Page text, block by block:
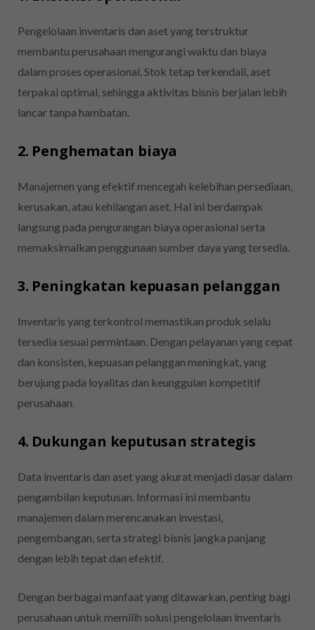
Pengelolaan inventaris dan aset yang terstruktur
membantu perusahaan mengurangi waktu dan biaya
dalam proses operasional. Stok tetap terkendali, aset
terpakai optimal, sehingga aktivitas bisnis berjalan lebih
lancar tanpa hambatan.
2. Penghematan biaya
Manajemen yang efektif mencegah kelebihan persediaan,
kerusakan, atau kehilangan aset. Hal ini berdampak
langsung pada pengurangan biaya operasional serta
memaksimalkan penggunaan sumber daya yang tersedia.
3. Peningkatan kepuasan pelanggan
Inventaris yang terkontrol memastikan produk selalu
tersedia sesuai permintaan. Dengan pelayanan yang cepat
dan konsisten, kepuasan pelanggan meningkat, yang
berujung pada loyalitas dan keunggulan kompetitif
perusahaan.
4. Dukungan keputusan strategis
Data inventaris dan aset yang akurat menjadi dasar dalam
pengambilan keputusan. Informasi ini membantu
manajemen dalam merencanakan investasi,
pengembangan, serta strategi bisnis jangka panjang
dengan lebih tepat dan efektif.
Dengan berbagai manfaat yang ditawarkan, penting bagi
perusahaan untuk memilih solusi pengelolaan inventaris